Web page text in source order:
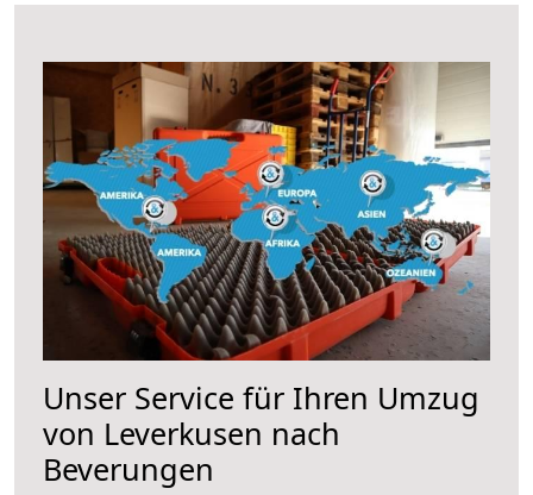
Unser Service für Ihren Umzug
von Leverkusen nach
Beverungen